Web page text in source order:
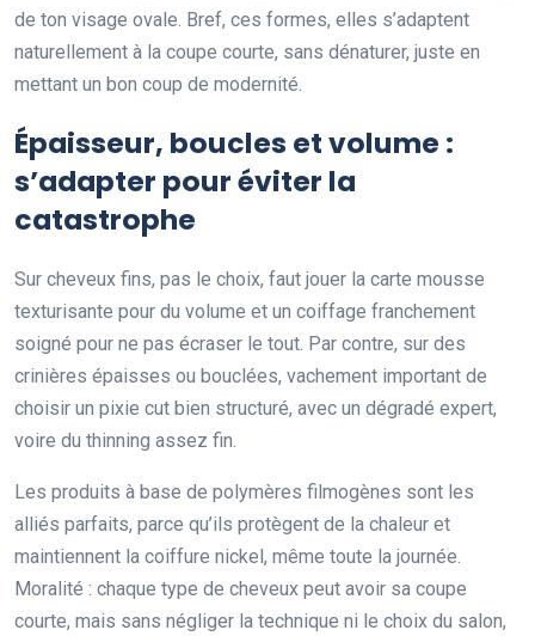
de ton visage ovale. Bref, ces formes, elles s’adaptent
naturellement à la coupe courte, sans dénaturer, juste en
mettant un bon coup de modernité.
Épaisseur, boucles et volume :
s’adapter pour éviter la
catastrophe
Sur cheveux fins, pas le choix, faut jouer la carte mousse
texturisante pour du volume et un coiffage franchement
soigné pour ne pas écraser le tout. Par contre, sur des
crinières épaisses ou bouclées, vachement important de
choisir un pixie cut bien structuré, avec un dégradé expert,
voire du thinning assez fin.
Les produits à base de polymères filmogènes sont les
alliés parfaits, parce qu’ils protègent de la chaleur et
maintiennent la coiffure nickel, même toute la journée.
Moralité : chaque type de cheveux peut avoir sa coupe
courte, mais sans négliger la technique ni le choix du salon,